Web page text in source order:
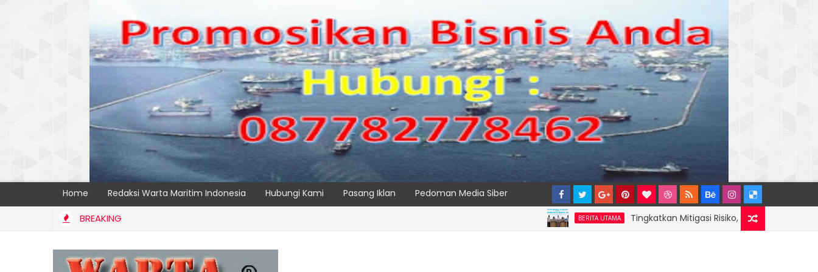
Home Redaksi Warta Maritim Indonesia Hubungi Kami Pasang Iklan Pedoman Media Siber
BREAKING BERITA UTAMA
Tingkatkan Mitigasi Risiko, IPC TPK Resmi Perpanjang